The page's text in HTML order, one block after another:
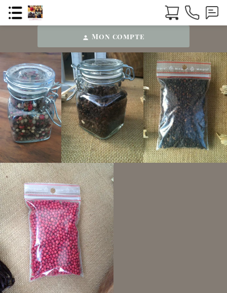
person Mon compte